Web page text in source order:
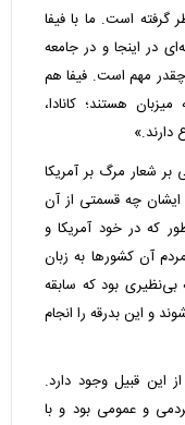
گرفته است. ما با فیفا
در اینجا و در جامعه
مهم است. فیفا هم
هستند؛ کانادا،
دارند.»
بر شعار مرگ بر آمریکا
چه قسمتی از آن
که در خود آمریکا و
آن کشورها به زبان
بود که سابقه
و این بدرقه را انجام
این قبیل وجود دارد.
و عمومی بود و با